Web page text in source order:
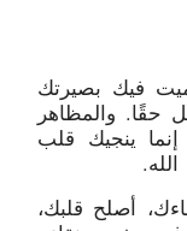
فيك بصيرتك
حقًا. والمظاهر
ينجيك قلب
أصلح قلبك،